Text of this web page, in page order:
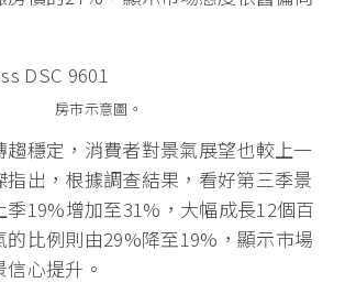
房市示意圖。
趨穩定，消費者對景氣展望也較上一
指出，根據調查結果，看好第三季景
季19%增加至31%，大幅成長12個百
的比例則由29%降至19%，顯示市場
心提升。